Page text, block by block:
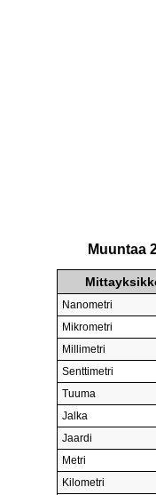
Muuntaa
Nanometri
Mikrometri
Millimetri
Senttimetri
Tuuma
Jalka
Jaardi
Metri
Kilometri